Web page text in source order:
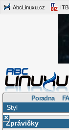
AbcLinuxu.cz
Poradna
Styl
×
Zprávičky